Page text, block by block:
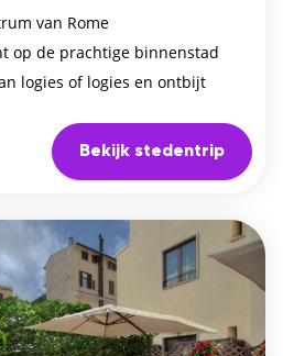
van Rome
op de prachtige binnenstad
logies of logies en ontbijt
Bekijk stedentrip